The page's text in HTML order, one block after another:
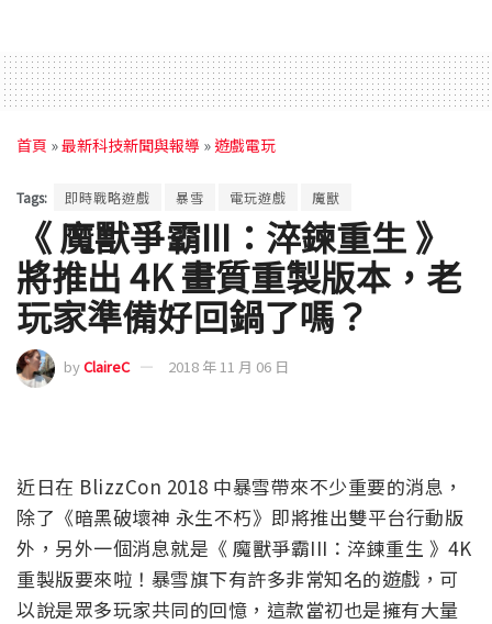
首頁 »最新科技新聞與報導 »遊戲電玩
Tags: 即時戰略遊戲 暴雪 電玩遊戲 魔獸
《 魔獸爭霸III：淬鍊重生 》
將推出 4K 畫質重製版本，老
玩家準備好回鍋了嗎？
byClaireC 2018 年 11 月 06 日
近日在 BlizzCon 2018 中暴雪帶來不少重要的消息，
除了《暗黑破壞神 永生不朽》即將推出雙平台行動版
外，另外一個消息就是《 魔獸爭霸III：淬鍊重生 》4K
重製版要來啦！暴雪旗下有許多非常知名的遊戲，可
以說是眾多玩家共同的回憶，這款當初也是擁有大量